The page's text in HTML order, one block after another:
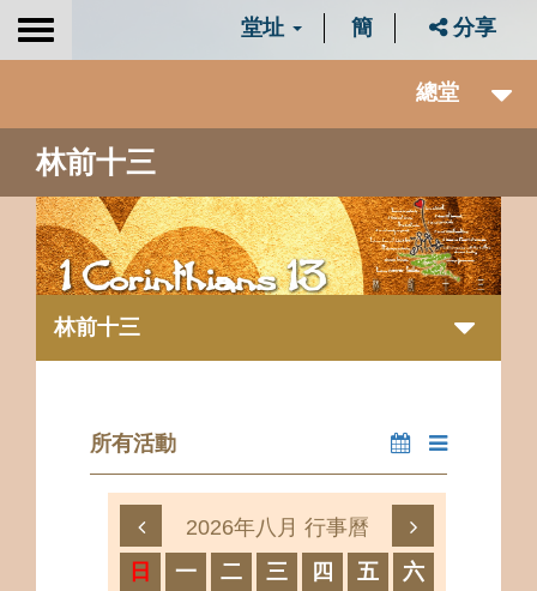
Toggle
堂址 簡 分享
總堂
林前十三
林前十三
所有活動
2026年八月 行事曆
日
一 二 三 四 五
六